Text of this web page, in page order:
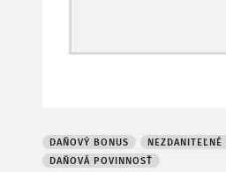
DAŇOVÝ BONUS
DAŇOVÁ POVINNOSŤ